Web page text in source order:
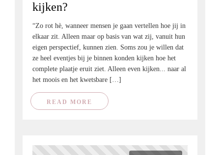
kijken?
“Zo rot hè, wanneer mensen je gaan vertellen hoe jij in
elkaar zit. Alleen maar op basis van wat zij, vanuit hun
eigen perspectief, kunnen zien. Soms zou je willen dat
ze heel eventjes bij je binnen konden kijken hoe het
complete plaatje eruit ziet. Alleen even kijken... naar al
het moois en het kwetsbare […]
READ MORE